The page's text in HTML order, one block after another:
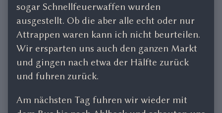
sogar Schnellfeuerwaffen wurden
ausgestellt. Ob die aber alle echt oder nur
Attrappen waren kann ich nicht beurteilen.
Wir ersparten uns auch den ganzen Markt
und gingen nach etwa der Hälfte zurück
und fuhren zurück.
Am nächsten Tag fuhren wir wieder mit